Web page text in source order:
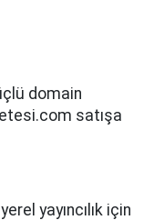
domain
satışa
yayıncılık için